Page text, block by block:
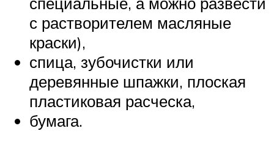
с растворителем масляные
краски),
спица, зубочистки или
деревянные шпажки, плоская
пластиковая расческа,
бумага.